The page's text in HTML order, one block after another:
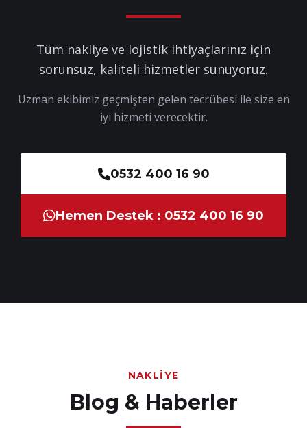
Tüm nakliye ve lojistik ihtiyaçlarınız için
sorunsuz, kaliteli hizmetler sunuyoruz.
Uzman ekibimiz geçmişten gelen tecrübesi ile size en
iyi hizmeti verecektir.
0532 400 16 90
Hemen Destek : 0532 400 16 90
NAKLIYE
Blog & Haberler